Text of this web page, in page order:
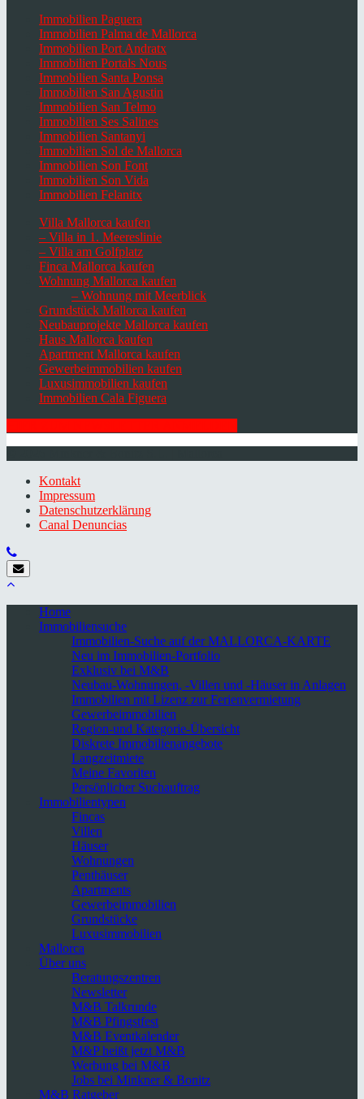
Immobilien Paguera
Immobilien Palma de Mallorca
Immobilien Port Andratx
Immobilien Portals Nous
Immobilien Santa Ponsa
Immobilien San Agustin
Immobilien San Telmo
Immobilien Ses Salines
Immobilien Santanyi
Immobilien Sol de Mallorca
Immobilien Son Font
Immobilien Son Vida
Immobilien Felanitx
Villa Mallorca kaufen
– Villa in 1. Meereslinie
– Villa am Golfplatz
Finca Mallorca kaufen
Wohnung Mallorca kaufen
– Wohnung mit Meerblick
Grundstück Mallorca kaufen
Neubauprojekte Mallorca kaufen
Haus Mallorca kaufen
Apartment Mallorca kaufen
Gewerbeimmobilien kaufen
Luxusimmobilien kaufen
Immobilien Cala Figuera
Kontakt
Impressum
Datenschutzerklärung
Canal Denuncias
Home
Immobiliensuche
Immobilien-Suche auf der MALLORCA-KARTE
Neu im Immobilien-Portfolio
Exklusiv bei M&B
Neubau-Wohnungen, -Villen und -Häuser in Anlagen
Immobilien mit Lizenz zur Ferienvermietung
Gewerbeimmobilien
Region-und Kategorie-Übersicht
Diskrete Immobilienangebote
Langzeitmiete
Meine Favoriten
Persönlicher Suchauftrag
Immobilientypen
Fincas
Villen
Häuser
Wohnungen
Penthäuser
Apartments
Gewerbeimmobilien
Grundstücke
Luxusimmobilien
Mallorca
Über uns
Beratungszentren
Newsletter
M&B Talkrunde
M&B Pfingstfest
M&B Eventkalender
M&P heißt jetzt M&B
Werbung bei M&B
Jobs bei Minkner & Bonitz
M&B Ratgeber